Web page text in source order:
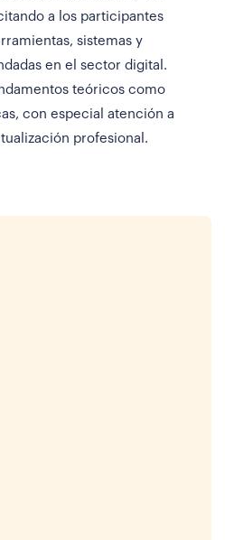
a los participantes
sistemas y
en el sector digital.
teóricos como
con especial atención a
profesional.